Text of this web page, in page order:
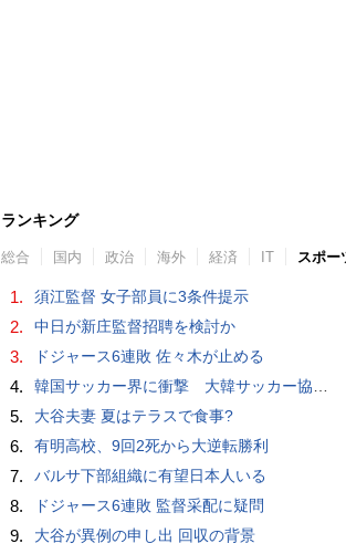
ランキング
総合 国内 政治 海外 経済 IT スポー
1. 須江監督 女子部員に3条件提示
2. 中日が新庄監督招聘を検討か
3. ドジャース6連敗 佐々木が止める
4. 韓国サッカー界に衝撃 大韓サッカー協会に外国人審判への“性的接待”疑惑 韓国メディアが報道
5. 大谷夫妻 夏はテラスで食事?
6. 有明高校、9回2死から大逆転勝利
7. バルサ下部組織に有望日本人いる
8. ドジャース6連敗 監督采配に疑問
9. 大谷が異例の申し出 回収の背景